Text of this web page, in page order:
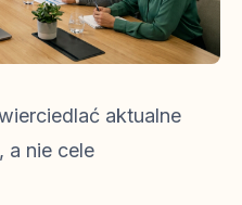
aktualne
a nie cele